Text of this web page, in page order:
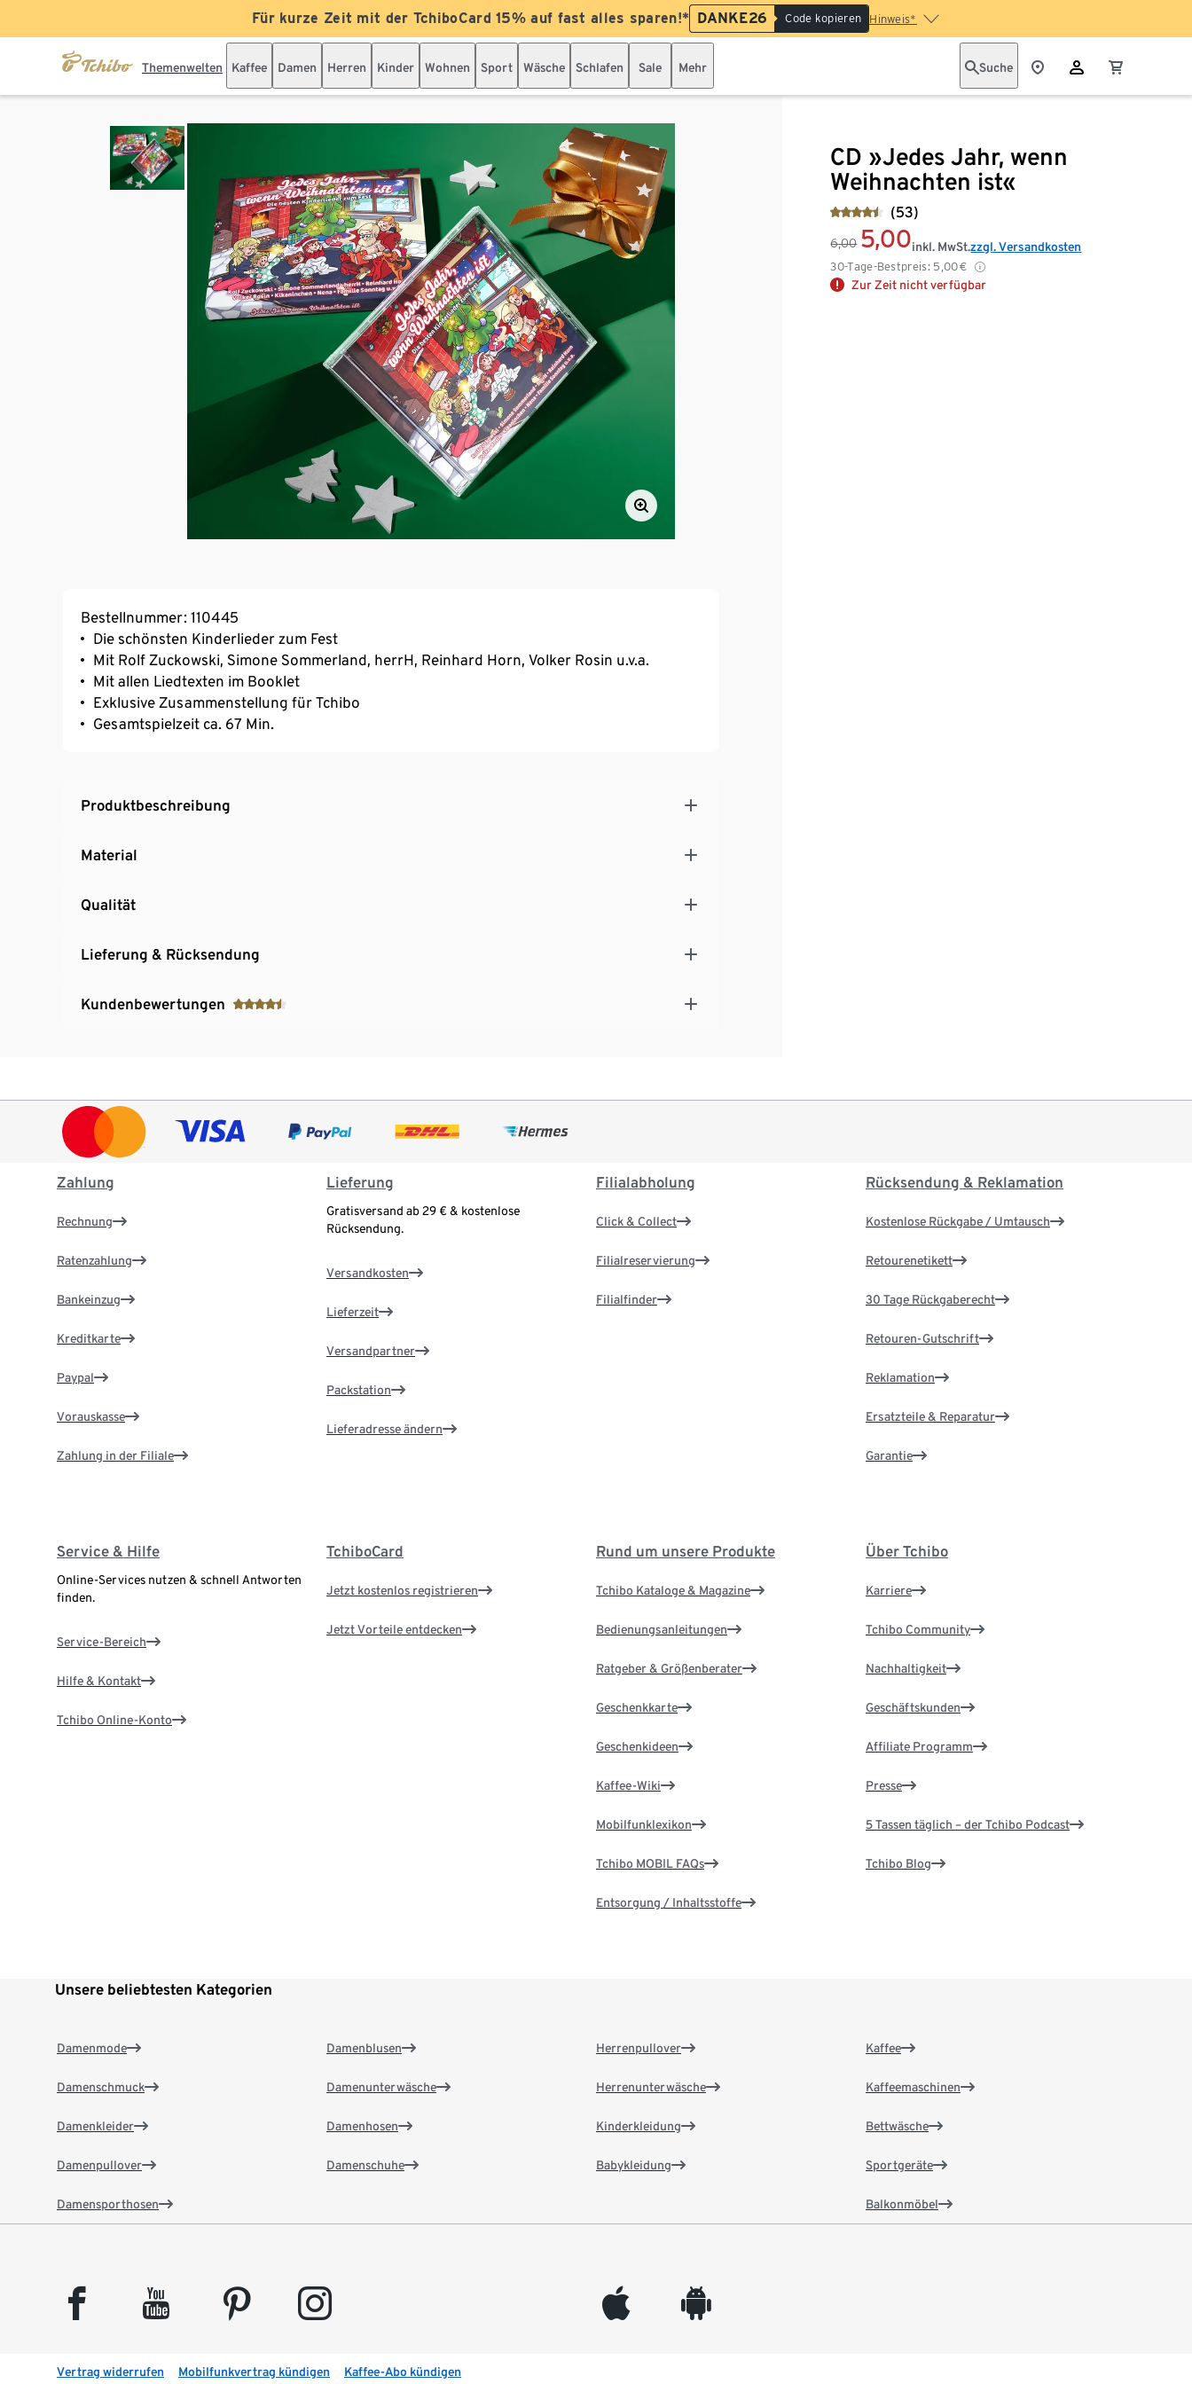
Für kurze Zeit mit der TchiboCard 15% auf fast alles sparen!* DANKE26 Code kopieren Hinweis*
Themenwelten Kaffee Damen Herren Kinder Wohnen Sport Wäsche Schlafen Sale Mehr Suche
CD »Jedes Jahr, wenn
Weihnachten ist«
(53)
6,00 5,00
30-Tage-Bestpreis: 5,00€
inkl. MwSt.zzgl. Versandkosten
Zur Zeit nicht verfügbar
Bestellnummer: 110445
Die schönsten Kinderlieder zum Fest
Mit Rolf Zuckowski, Simone Sommerland, herrH, Reinhard Horn, Volker Rosin u.v.a.
Mit allen Liedtexten im Booklet
Exklusive Zusammenstellung für Tchibo
Gesamtspielzeit ca. 67 Min.
Produktbeschreibung
Material
Qualität
Lieferung & Rücksendung
Kundenbewertungen
Zahlung
Rechnung
Ratenzahlung
Bankeinzug
Kreditkarte
Paypal
Vorauskasse
Zahlung in der Filiale
Lieferung
Gratisversand ab 29 € & kostenlose
Rücksendung.
Versandkosten
Lieferzeit
Versandpartner
Packstation
Lieferadresse ändern
Filialabholung
Click & Collect
Filialreservierung
Filialfinder
Rücksendung & Reklamation
Kostenlose Rückgabe / Umtausch
Retourenetikett
30 Tage Rückgaberecht
Retouren-Gutschrift
Reklamation
Ersatzteile & Reparatur
Garantie
Service & Hilfe
Online-Services nutzen & schnell Antworten
finden.
Service-Bereich
Hilfe & Kontakt
Tchibo Online-Konto
TchiboCard
Jetzt kostenlos registrieren
Jetzt Vorteile entdecken
Rund um unsere Produkte
Tchibo Kataloge & Magazine
Bedienungsanleitungen
Ratgeber & Größenberater
Geschenkkarte
Geschenkideen
Kaffee-Wiki
Mobilfunklexikon
Tchibo MOBIL FAQs
Entsorgung / Inhaltsstoffe
Über Tchibo
Karriere
Tchibo Community
Nachhaltigkeit
Geschäftskunden
Affiliate Programm
Presse
5 Tassen täglich – der Tchibo Podcast
Tchibo Blog
Unsere beliebtesten Kategorien
Damenmode
Damenschmuck
Damenkleider
Damenpullover
Damensporthosen
Damenblusen
Damenunterwäsche
Damenhosen
Damenschuhe
Herrenpullover
Herrenunterwäsche
Kinderkleidung
Babykleidung
Kaffee
Kaffeemaschinen
Bettwäsche
Sportgeräte
Balkonmöbel
facebook youtube pinterest instagram appleinc android
Vertrag widerrufen Mobilfunkvertrag kündigen Kaffee-Abo kündigen